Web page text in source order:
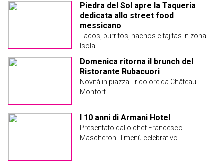
Piedra del Sol apre la Taqueria
dedicata allo street food
messicano
Tacos, burritos, nachos e fajitas in zona
Isola
Domenica ritorna il brunch del
Ristorante Rubacuori
Novità in piazza Tricolore da Château
Monfort
I 10 anni di Armani Hotel
Presentato dallo chef Francesco
Mascheroni il menù celebrativo